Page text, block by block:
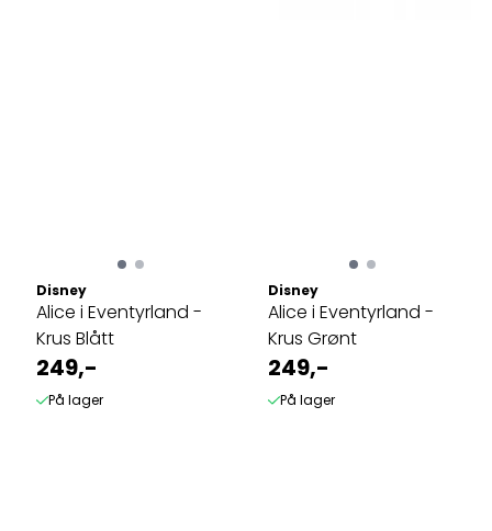
Disney
Alice i Eventyrland -
Krus Blått
249,-
På lager
Disney
Alice i Eventyrland -
Krus Grønt
249,-
På lager